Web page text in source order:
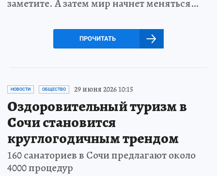
заметите. А затем мир начнет меняться…
ПРОЧИТАТЬ
НОВОСТИ ОБЩЕСТВО 29 июня 2026 10:15
Оздоровительный туризм в
Сочи становится
круглогодичным трендом
160 санаториев в Сочи предлагают около
4000 процедур